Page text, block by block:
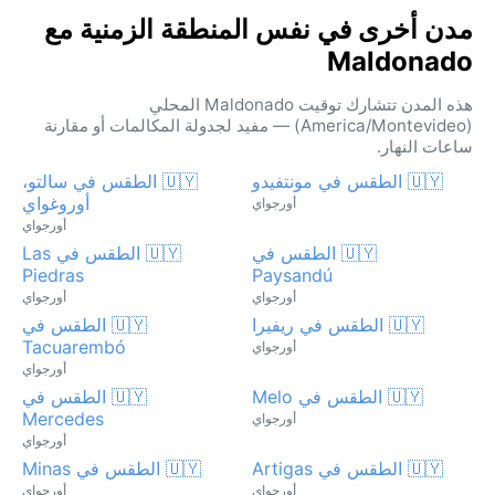
مدن أخرى في نفس المنطقة الزمنية مع
Maldonado
هذه المدن تتشارك توقيت Maldonado المحلي
(America/Montevideo) — مفيد لجدولة المكالمات أو مقارنة
ساعات النهار.
🇺🇾 الطقس في مونتفيدو
أورجواي
🇺🇾 الطقس في سالتو،
أوروغواي
أورجواي
🇺🇾 الطقس في
Paysandú
أورجواي
🇺🇾 الطقس في Las
Piedras
أورجواي
🇺🇾 الطقس في ريفيرا
أورجواي
🇺🇾 الطقس في
Tacuarembó
أورجواي
🇺🇾 الطقس في Melo
أورجواي
🇺🇾 الطقس في
Mercedes
أورجواي
🇺🇾 الطقس في Artigas
أورجواي
🇺🇾 الطقس في Minas
أورجواي